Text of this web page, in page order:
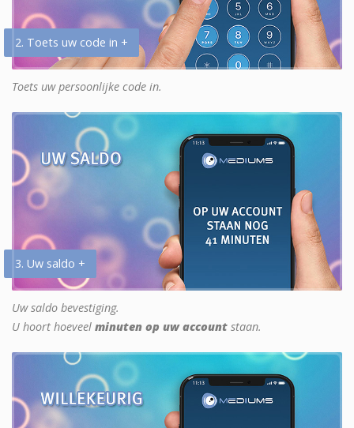
2. Toets uw code in +
Toets uw persoonlijke code in.
3. Uw saldo +
Uw saldo bevestiging.
U hoort hoeveel minuten op uw account staan.